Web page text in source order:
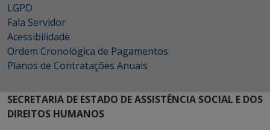
LGPD
Fala Servidor
Acessibilidade
Ordem Cronológica de Pagamentos
Planos de Contratações Anuais
SECRETARIA DE ESTADO DE ASSISTÊNCIA SOCIAL E DOS
DIREITOS HUMANOS